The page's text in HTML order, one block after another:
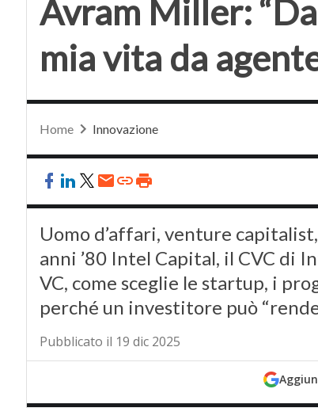
Avram Miller:
mia vita da
Home Innovazione
Uomo d’affari, venture
anni ’80 Intel Capital, il CVC di
VC, come sceglie le startup, i
perché un investitore può
Pubblicato il 19 dic 2025